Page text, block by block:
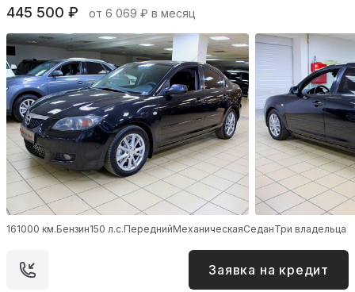
445 500 ₽ от 6 069 ₽ в месяц
161000 км.Бензин150 л.с.ПереднийМеханическаяСеданТри владельца
Заявка на кредит